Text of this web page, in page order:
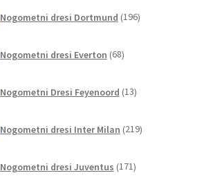
Nogometni dresi Dortmund 196izdelkov
Nogometni dresi Everton 68izdelkov
Nogometni Dresi Feyenoord 13izdelkov
Nogometni dresi Inter Milan 219izdelkov
Nogometni dresi Juventus 171izdelkov